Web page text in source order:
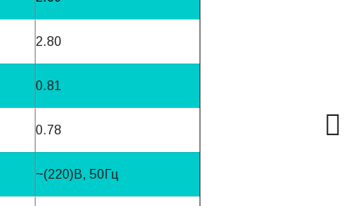
2.80
0.81
0.78
~(220)B, 50Гц